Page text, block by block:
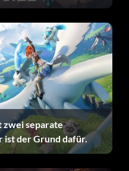
erworben
zwei separate
ist der Grund dafür.